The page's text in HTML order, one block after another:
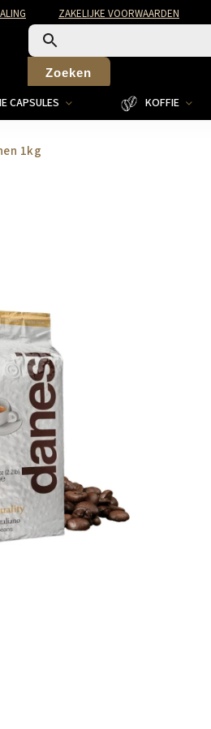
ZAKELIJKE VOORWAARDEN
Zoeken
CAPSULES KOFFIE
1kg